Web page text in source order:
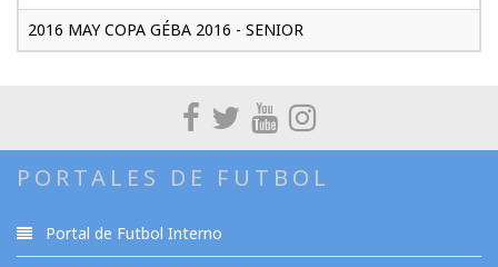
2016 MAY COPA GÉBA 2016 - SENIOR
PORTALES DE FUTBOL
Portal de Futbol Interno